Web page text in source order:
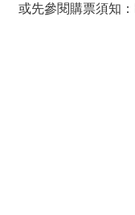
或先參閱購票須知：